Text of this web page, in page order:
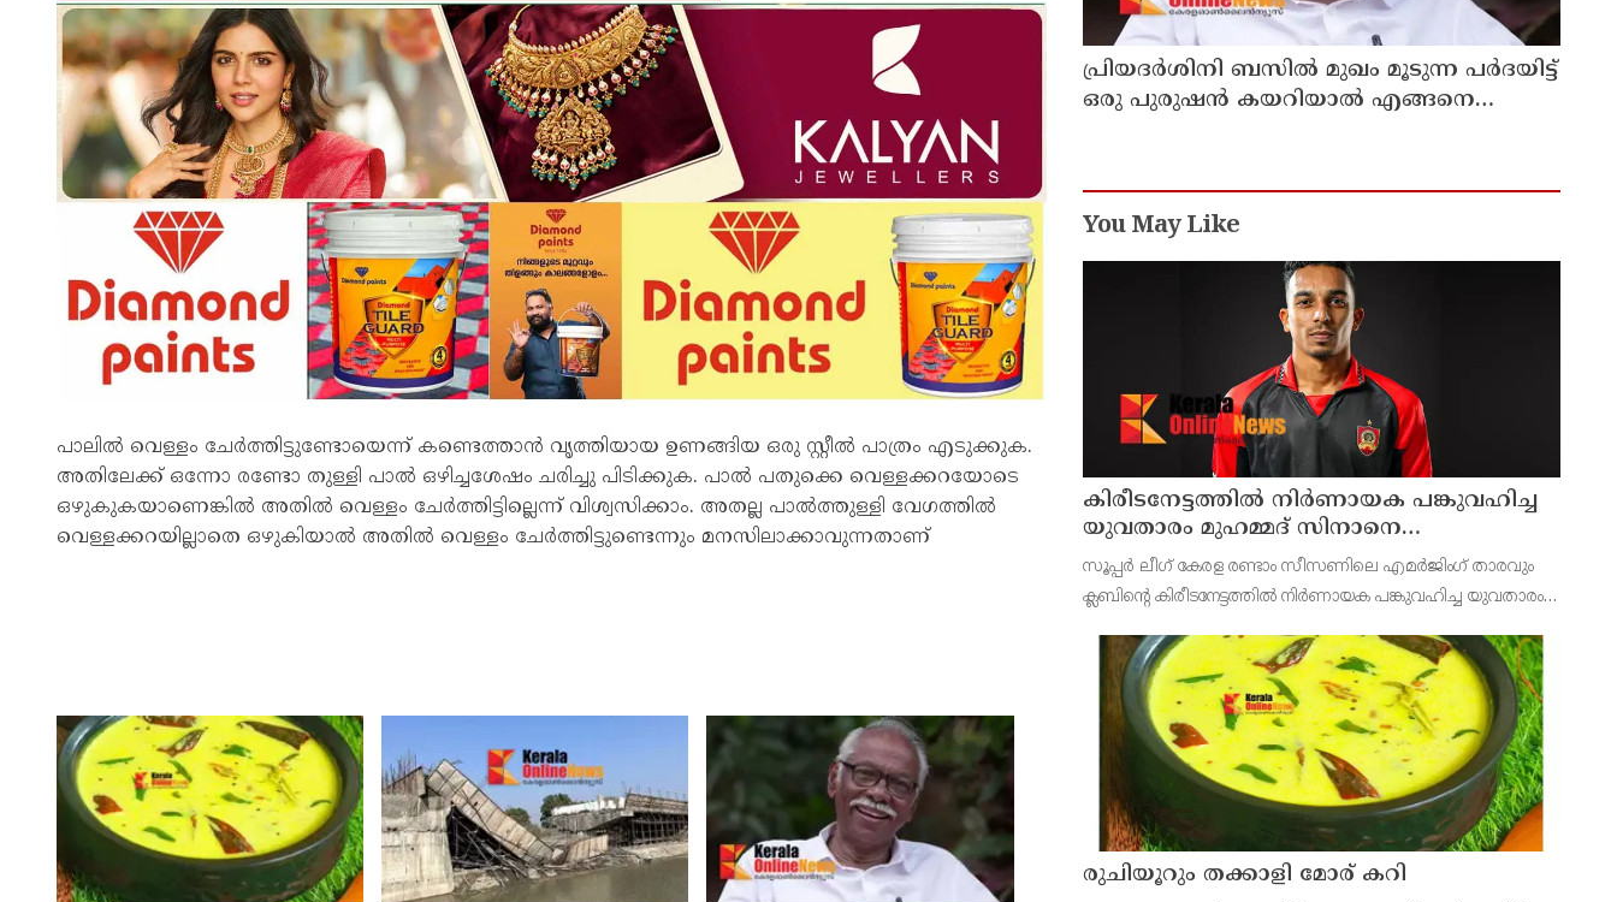
പാലിൽ വെള്ളം ചേർത്തിട്ടുണ്ടോയെന്ന് കണ്ടെത്താൻ വൃത്തിയായ ഉണങ്ങിയ ഒരു സ്റ്റീൽ പാത്രം എടുക്കുക.
അതിലേക്ക് ഒന്നോ രണ്ടോ തുള്ളി പാൽ ഒഴിച്ചശേഷം ചരിച്ചു പിടിക്കുക. പാൽ പതുക്കെ വെള്ളക്കറയോടെ
ഒഴുകുകയാണെങ്കിൽ അതിൽ വെള്ളം ചേർത്തിട്ടില്ലെന്ന് വിശ്വസിക്കാം. അതല്ല പാൽത്തുള്ളി വേ​ഗത്തിൽ
വെള്ളക്കറയില്ലാതെ ഒഴുകിയാൽ അതിൽ വെള്ളം ചേർത്തിട്ടുണ്ടെന്നും മനസിലാക്കാവുന്നതാണ്
പ്രിയദർശിനി ബസിൽ മുഖം മൂടുന്ന പർദയിട്ട്
ഒരു പുരുഷൻ കയറിയാൽ എങ്ങനെ
You May Like
കിരീടനേട്ടത്തില്‍ നിര്‍ണായക പങ്കുവഹിച്ച
യുവതാരം മുഹമ്മദ് സിനാനെ
തിരികെയെത്തിച്ച് കണ്ണൂര്‍ വാരിയേഴ്സ്
എഫ്സി
സൂപ്പര്‍ ലീഗ് കേരള രണ്ടാം സീസണിലെ എമര്‍ജിംഗ് താരവും
ക്ലബിന്റെ കിരീടനേട്ടത്തില്‍ നിര്‍ണായക പങ്കുവഹിച്ച യുവതാരം
എഫ്സി. സൂപ്പര്‍ ലീഗ് കിരീട നേട്ടത്തി
രുചിയൂറും തക്കാളി മോര് കറി